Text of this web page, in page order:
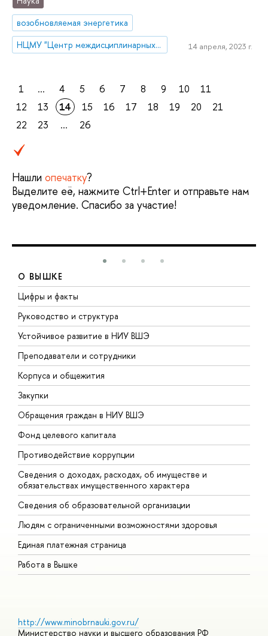
возобновляемая энергетика
НЦМУ "Центр междисциплинарных исследований человеческого потенциала"
14 апреля, 2023 г.
1 ... 4 5 6 7 8 9 10
11
12
13 14 15 16 17 18 19 20
21
22
23 ... 26
Нашли опечатку?
Выделите её, нажмите Ctrl+Enter и отправьте нам
уведомление. Спасибо за участие!
О ВЫШКЕ
Цифры и факты
Руководство и структура
Устойчивое развитие в НИУ ВШЭ
Преподаватели и сотрудники
Корпуса и общежития
Закупки
Обращения граждан в НИУ ВШЭ
Фонд целевого капитала
Противодействие коррупции
Сведения о доходах, расходах, об имуществе и
обязательствах имущественного характера
Сведения об образовательной организации
Людям с ограниченными возможностями здоровья
Единая платежная страница
Работа в Вышке
http://www.minobrnauki.gov.ru/
Министерство науки и высшего образования РФ